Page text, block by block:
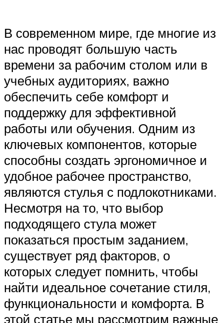
В современном мире, где многие из
нас проводят большую часть
времени за рабочим столом или в
учебных аудиториях, важно
обеспечить себе комфорт и
поддержку для эффективной
работы или обучения. Одним из
ключевых компонентов, которые
способны создать эргономичное и
удобное рабочее пространство,
являются стулья с подлокотниками.
Несмотря на то, что выбор
подходящего стула может
показаться простым заданием,
существует ряд факторов, о
которых следует помнить, чтобы
найти идеальное сочетание стиля,
функциональности и комфорта. В
этой статье мы рассмотрим важные